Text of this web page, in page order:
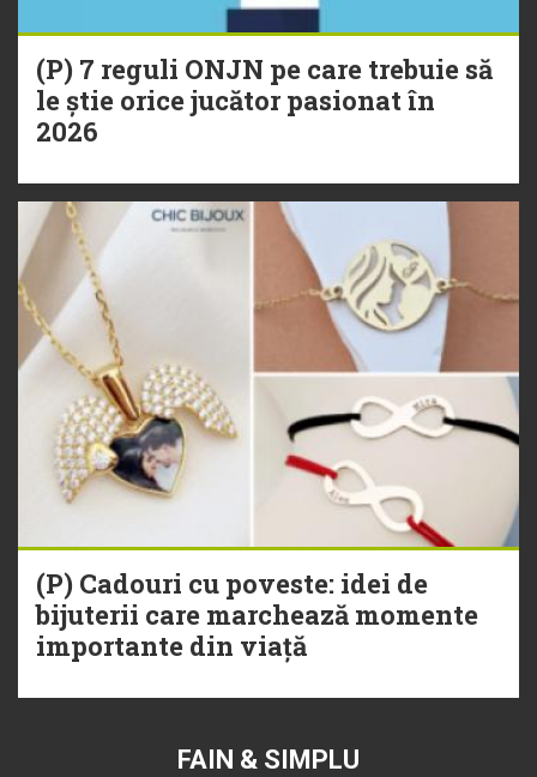
(P) 7 reguli ONJN pe care trebuie să
le știe orice jucător pasionat în
2026
(P) Cadouri cu poveste: idei de
bijuterii care marchează momente
importante din viață
FAIN & SIMPLU